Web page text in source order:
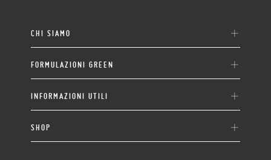
CHI SIAMO
FORMULAZIONI GREEN
INFORMAZIONI UTILI
SHOP